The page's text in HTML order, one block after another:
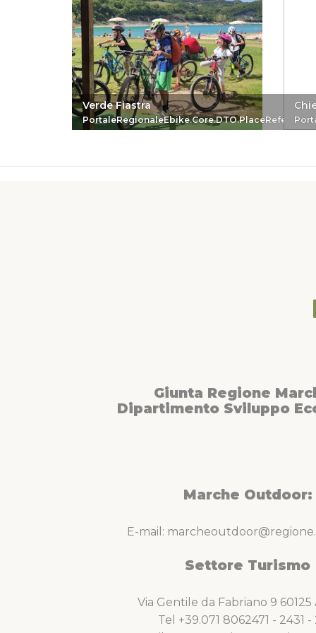
Verde Fiastra
Giunta Regione
Dipartimento Sviluppo
Marche Outdoor:
E-mail:
Settore Turismo
Via Gentile da Fabriano 9
Tel +39.071 8062471 - 2431 -